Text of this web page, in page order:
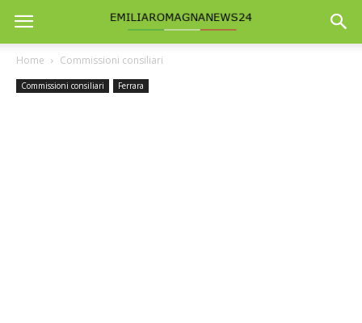
Home Commissioni consiliari
Commissioni consiliari Ferrara